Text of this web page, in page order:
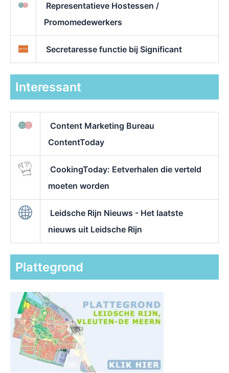
Representatieve Hostessen /
Promomedewerkers
Secretaresse functie bij Significant
Interessant
Content Marketing Bureau
ContentToday
CookingToday: Eetverhalen die verteld
moeten worden
Leidsche Rijn Nieuws - Het laatste
nieuws uit Leidsche Rijn
Plattegrond